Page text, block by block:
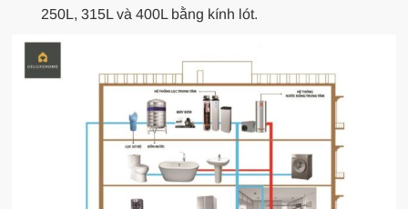
250L, 315L và 400L bằng kính lót.